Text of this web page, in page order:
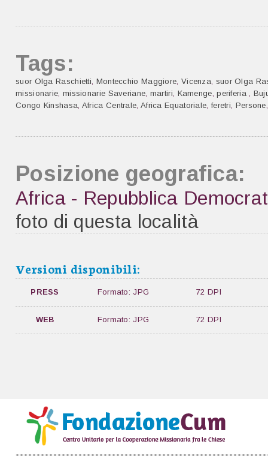
Tags:
suor Olga Raschietti, Montecchio Maggiore, Vicenza, suor Olga
missionarie, missionarie Saveriane, martiri, Kamenge,periferia,
Congo Kinshasa, Africa Centrale, Africa Equatoriale,feretri, Persone
Posizione geografica:
Africa - Repubblica
foto di questa località
Versioni disponibili:
PRESS Formato: JPG 72 DPI
WEB Formato: JPG 72 DPI